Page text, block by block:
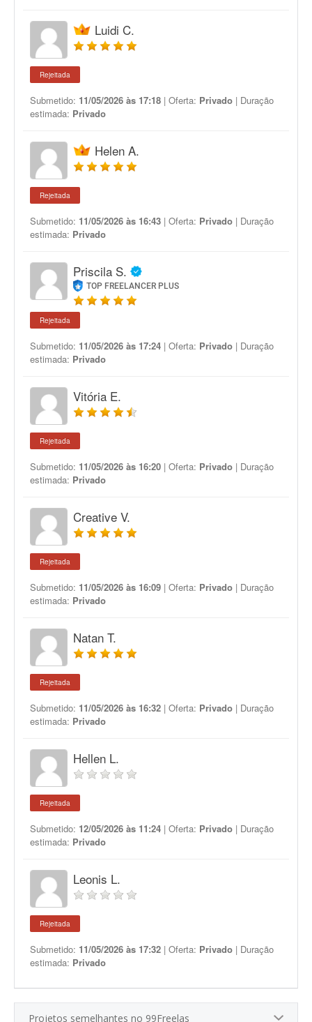
Luidi C.
Rejeitada
Submetido: 11/05/2026 às 17:18 | Oferta: Privado | Duração
estimada: Privado
Helen A.
Rejeitada
Submetido: 11/05/2026 às 16:43 | Oferta: Privado | Duração
estimada: Privado
Priscila S.
TOP FREELANCER PLUS
Rejeitada
Submetido: 11/05/2026 às 17:24 | Oferta: Privado | Duração
estimada: Privado
Vitória E.
Rejeitada
Submetido: 11/05/2026 às 16:20 | Oferta: Privado | Duração
estimada: Privado
Creative V.
Rejeitada
Submetido: 11/05/2026 às 16:09 | Oferta: Privado | Duração
estimada: Privado
Natan T.
Rejeitada
Submetido: 11/05/2026 às 16:32 | Oferta: Privado | Duração
estimada: Privado
Hellen L.
Rejeitada
Submetido: 12/05/2026 às 11:24 | Oferta: Privado | Duração
estimada: Privado
Leonis L.
Rejeitada
Submetido: 11/05/2026 às 17:32 | Oferta: Privado | Duração
estimada: Privado
Projetos semelhantes no 99Freelas